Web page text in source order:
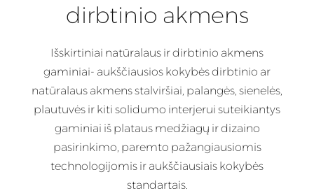
dirbtinio akmens
Išskirtiniai natūralaus ir dirbtinio akmens
gaminiai- aukščiausios kokybės dirbtinio ar
natūralaus akmens stalviršiai, palangės, sienelės,
plautuvės ir kiti solidumo interjerui suteikiantys
gaminiai iš plataus medžiagų ir dizaino
pasirinkimo, paremto pažangiausiomis
technologijomis ir aukščiausiais kokybės
standartais.